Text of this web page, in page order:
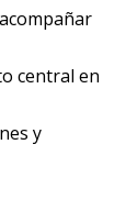
central en
y